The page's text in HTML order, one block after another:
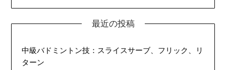
最近の投稿
中級バドミントン技：スライスサーブ、フリック、リ
ターン